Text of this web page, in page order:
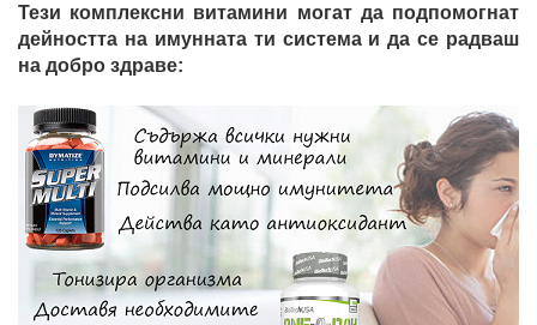
Тези комплексни витамини могат да подпомогнат
дейността на имунната ти система и да се радваш
на добро здраве: